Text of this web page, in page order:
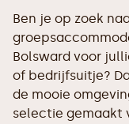
Ben je op zoek
Bolsward voor
of bedrijfsuitje?
de mooie
selectie gemaakt